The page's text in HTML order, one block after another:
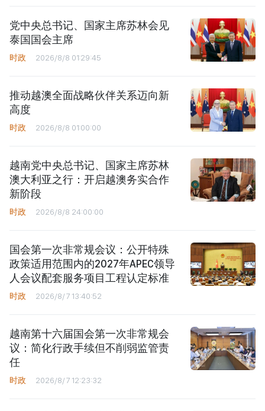
党中央总书记、国家主席苏林会见
泰国国会主席
时政 2026/8/8 01:29:45
推动越澳全面战略伙伴关系迈向新
高度
时政 2026/8/8 01:00:00
越南党中央总书记、国家主席苏林
澳大利亚之行：开启越澳务实合作
新阶段
时政 2026/8/8 24:00:00
国会第一次非常规会议：公开特殊
政策适用范围内的2027年APEC领导
人会议配套服务项目工程认定标准
时政 2026/8/7 13:40:52
越南第十六届国会第一次非常规会
议：简化行政手续但不削弱监管责
任
时政 2026/8/7 12:23:32